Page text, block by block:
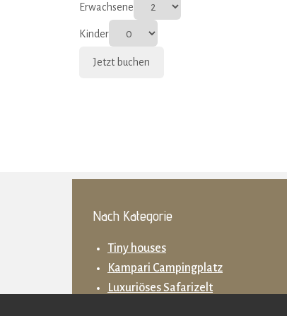
Erwachsene
Kinder
Nach Kategorie
Tiny houses
Kampari Campingplatz
Luxuriöses Safarizelt